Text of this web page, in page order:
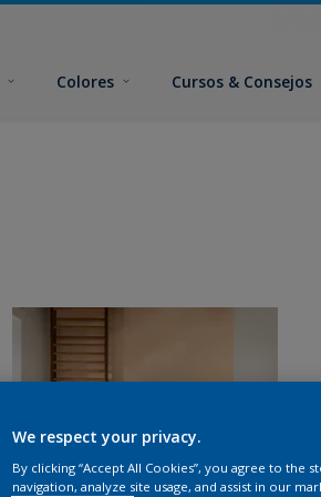
Colores Cursos & Consejos
We respect your privacy.
By clicking “Accept All Cookies”, you agree to
navigation, analyze site usage, and assist in our